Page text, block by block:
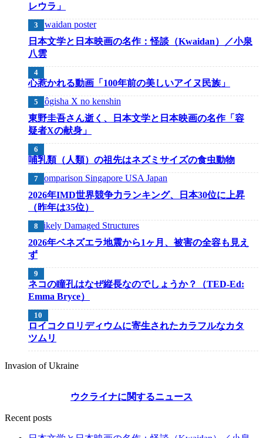
レウラ」
日本文学と日本映画の名作：怪談（Kwaidan）／小泉
八雲
心惹かれる動画「100年前の美しいアイヌ民族」
東野圭吾さん逝く、日本文学と日本映画の名作「容
疑者Xの献身」
哺乳類（人類）の祖先はネズミサイズの食虫動物
2026年IMD世界競争力ランキング、日本30位に上昇
（昨年は35位）
2026年ベネズエラ地震から1ヶ月、被害の全容も見え
ず
ネコの瞳孔はなぜ縦長なのでしょうか？（TED-Ed:
Emma Bryce）
ロイコクロリディウムに寄生されたカラフルなカタ
ツムリ
Invasion of Ukraine
ウクライナに関するニュース
Recent posts